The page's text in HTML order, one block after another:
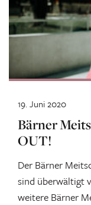
Bärner
OUT!
Der Bärner
sind überwältigt
weitere Bärner
19. Juni 2020